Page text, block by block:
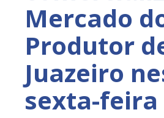
Mercado
Produtor
Juazeiro
sexta-feira